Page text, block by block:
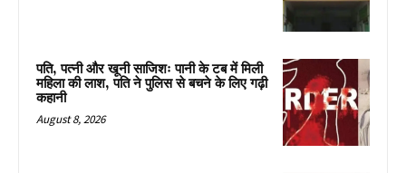
पति, पत्नी और खूनी साजिशः पानी के टब में मिली
महिला की लाश, पति ने पुलिस से बचने के लिए गढ़ी
कहानी
August 8, 2026